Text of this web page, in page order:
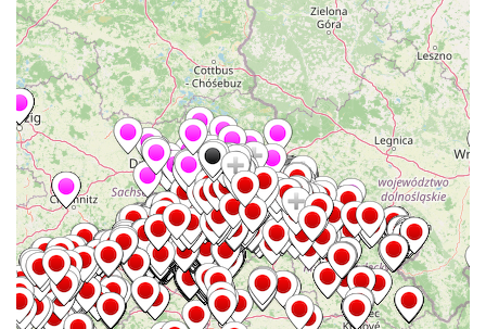
Duchcově
Údajný kříž před kostelem svatých Petra a
Pavla v Jeníkově
Kříž na návsi v Jeníkově
Kříž na křižovatce v Teplické ulici v Lahošti
Kříž U Pěti lip na pastvině severovýchodně
od Mikulášovic
Kříž na rozcestí u domu čp. 123 v
Mikulášovicích
Wäberův kříž v zahradě domu čp. 184 v